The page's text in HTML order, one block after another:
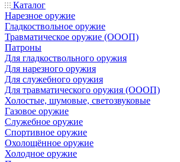
Каталог
Нарезное оружие
Гладкоствольное оружие
Травматическое оружие (ОООП)
Патроны
Для гладкоствольного оружия
Для нарезного оружия
Для служебного оружия
Для травматического оружия (ОООП)
Холостые, шумовые, светозвуковые
Газовое оружие
Служебное оружие
Спортивное оружие
Охолощённое оружие
Холодное оружие